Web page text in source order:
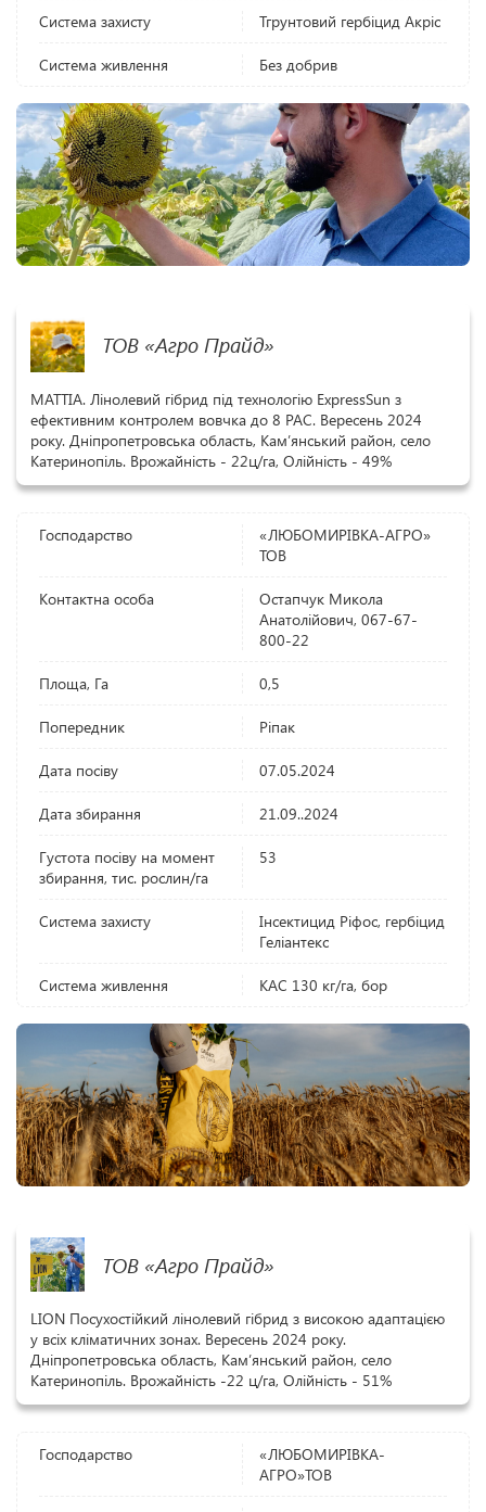
Система захисту Тгрунтовий гербіцид Акріс
Система живлення Без добрив
ТОВ «Агро Прайд»
МАТТІА. Лінолевий гібрид під технологію ExpressSun з
ефективним контролем вовчка до 8 РАС. Вересень 2024
року. Дніпропетровська область, Кам’янський район, село
Катеринопіль. Врожайність - 22ц/га, Олійність - 49%
Господарство
«ЛЮБОМИРІВКА-АГРО»
ТОВ
Контактна особа
Остапчук Микола
Анатолійович, 067-67-
800-22
Площа, Га 0,5
Попередник Ріпак
Дата посіву 07.05.2024
Дата збирання 21.09..2024
Густота посіву на момент
збирання, тис. рослин/га
53
Система захисту
Інсектицид Ріфос, гербіцид
Геліантекс
Система живлення КАС 130 кг/га, бор
ТОВ «Агро Прайд»
LION Посухостійкий лінолевий гібрид з високою адаптацією
у всіх кліматичних зонах. Вересень 2024 року.
Дніпропетровська область, Кам’янський район, село
Катеринопіль. Врожайність -22 ц/га, Олійність - 51%
Господарство
«ЛЮБОМИРІВКА-
АГРО»ТОВ